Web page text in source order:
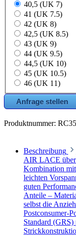
40,5 (UK 7)
41 (UK 7.5)
42 (UK 8)
42,5 (UK 8.5)
43 (UK 9)
44 (UK 9.5)
44,5 (UK 10)
45 (UK 10.5)
46 (UK 11)
Anfrage stellen
Produktnummer:
Beschreibung
AIR LACE
Kombination
leichten
guten
Anteile –
selbst die
Postconsumer-
Standard